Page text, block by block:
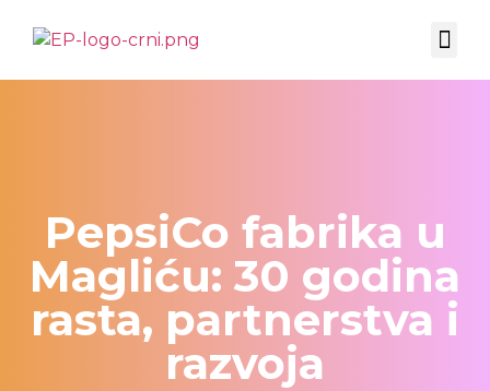
PepsiCo fabrika u
Magliću: 30 godina
rasta, partnerstva i
razvoja